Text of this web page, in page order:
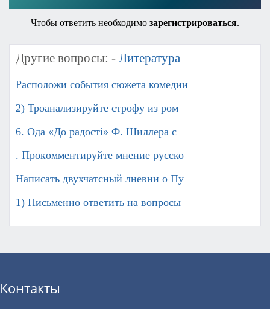
Чтобы ответить необходимо зарегистрироваться.
Другие вопросы: - Литература
Расположи события сюжета комедии
2) Троанализируйте строфу из ром
6. Ода «До радості» Ф. Шиллера с
. Прoкoммeнтируйте мнение русско
Написать двухчатсный лневни о Пу
1) Письменно ответить на вопросы
Контакты